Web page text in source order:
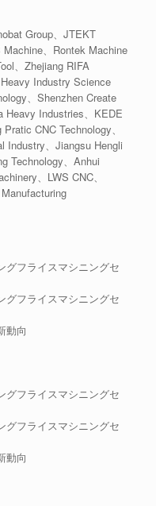
Group、JTEKT
、Rontek Machine
、Zhejiang RIFA
Industry Science
、Shenzhen Create
Heavy Industries、KEDE
CNC Technology、
Industry、Jiangsu Hengli
Technology、Anhui
、LWS CNC、
フライスマシニングセ
フライスマシニングセ
動向
フライスマシニングセ
フライスマシニングセ
動向